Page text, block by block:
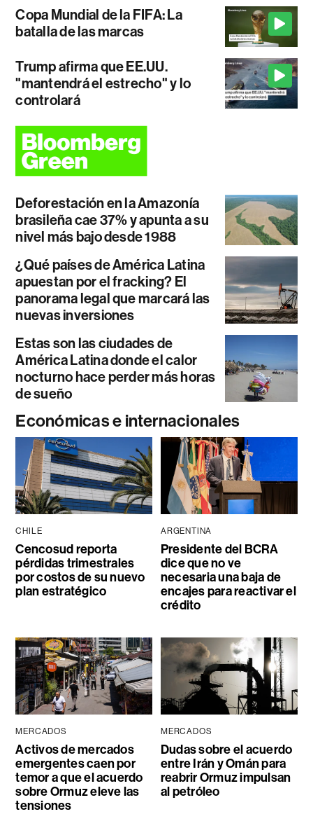
Copa Mundial de la FIFA: La
batalla de las marcas
Trump afirma que EE.UU.
"mantendrá el estrecho" y lo
controlará
Deforestación en la Amazonía
brasileña cae 37% y apunta a su
nivel más bajo desde 1988
¿Qué países de América Latina
apuestan por el fracking? El
panorama legal que marcará las
nuevas inversiones
Estas son las ciudades de
América Latina donde el calor
nocturno hace perder más horas
de sueño
Económicas e internacionales
CHILE
Cencosud reporta
pérdidas trimestrales
por costos de su nuevo
plan estratégico
ARGENTINA
Presidente del BCRA
dice que no ve
necesaria una baja de
encajes para reactivar el
crédito
MERCADOS
Activos de mercados
emergentes caen por
temor a que el acuerdo
sobre Ormuz eleve las
tensiones
MERCADOS
Dudas sobre el acuerdo
entre Irán y Omán para
reabrir Ormuz impulsan
al petróleo